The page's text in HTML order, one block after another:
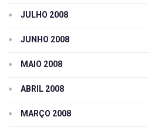
JULHO 2008
JUNHO 2008
MAIO 2008
ABRIL 2008
MARÇO 2008